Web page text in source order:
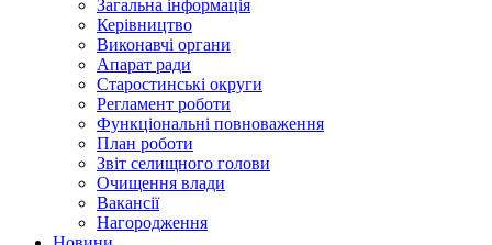
Загальна інформація
Керівництво
Виконавчі органи
Апарат ради
Старостинські округи
Регламент роботи
Функціональні повноваження
План роботи
Звіт селищного голови
Очищення влади
Вакансії
Нагородження